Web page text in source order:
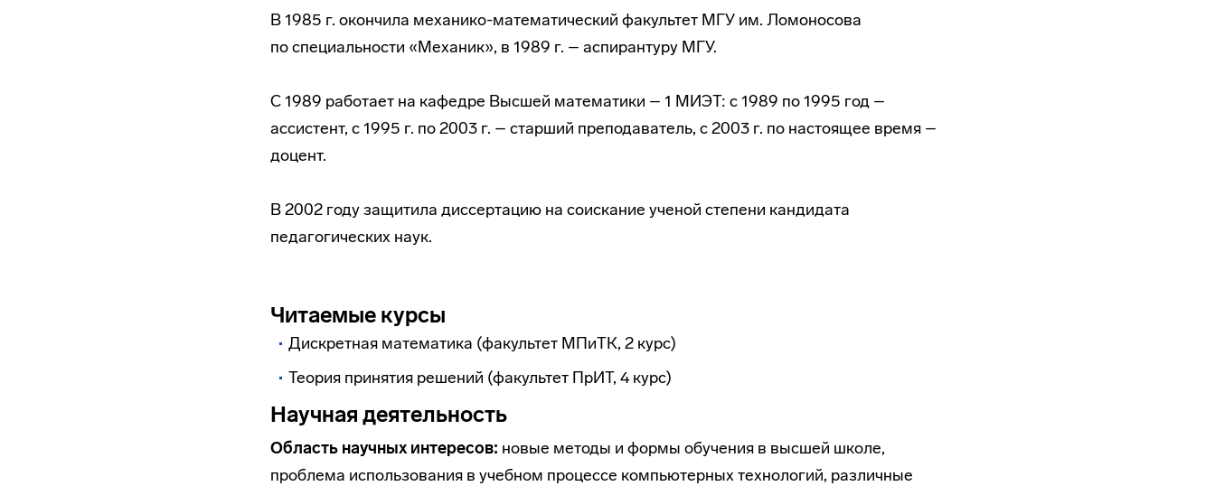
В 1985 г. окончила механико-математический факультет МГУ им. Ломоносова
по специальности «Механик», в 1989 г. – аспирантуру МГУ.
С 1989 работает на кафедре Высшей математики – 1 МИЭТ: с 1989 по 1995 год –
ассистент, с 1995 г. по 2003 г. – старший преподаватель, с 2003 г. по настоящее время –
доцент.
В 2002 году защитила диссертацию на соискание ученой степени кандидата
педагогических наук.
Читаемые курсы
Дискретная математика (факультет МПиТК, 2 курс)
Теория принятия решений (факультет ПрИТ, 4 курс)
Научная деятельность
Область научных интересов: новые методы и формы обучения в высшей школе,
проблема использования в учебном процессе компьютерных технологий, различные